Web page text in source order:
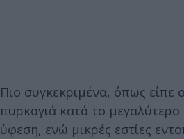
Πιο συγκεκριμένα, όπως είπε
πυρκαγιά κατά το μεγαλύτερο
ύφεση, ενώ μικρές εστίες